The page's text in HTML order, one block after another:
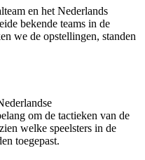
en het Nederlands
bekende teams in de
we de opstellingen, standen
om de tactieken van de
welke speelsters in de
toegepast.